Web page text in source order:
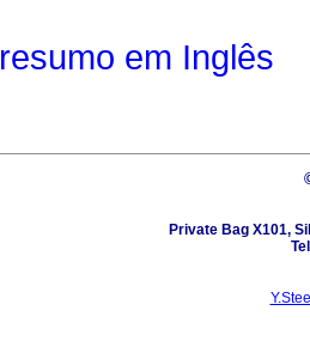
resumo em Inglês
Private Bag X101,